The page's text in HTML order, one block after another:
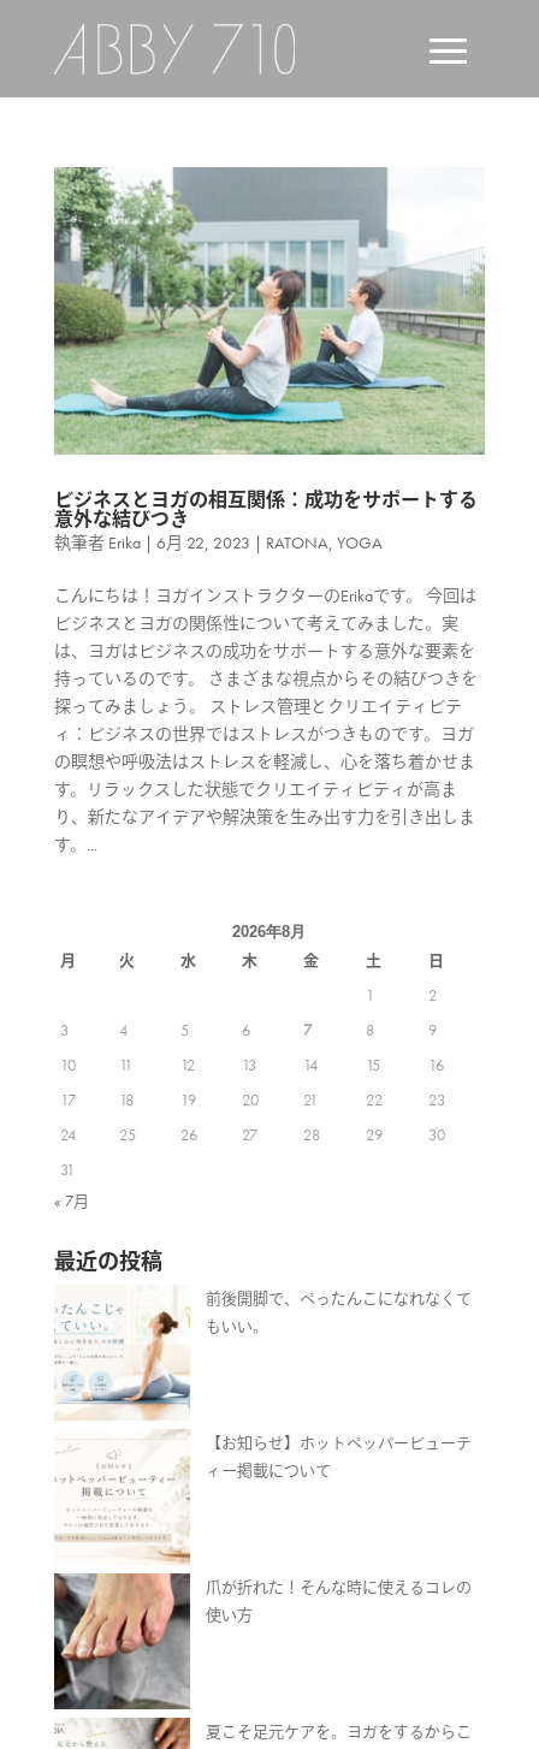
ビジネスとヨガの相互関係：成功をサポートする
意外な結びつき
執筆者 Erika| 6月 22, 2023 | RATONA, YOGA
こんにちは！ヨガインストラクターのErikaです。 今回は
ビジネスとヨガの関係性について考えてみました。実
は、ヨガはビジネスの成功をサポートする意外な要素を
持っているのです。 さまざまな視点からその結びつきを
探ってみましょう。 ストレス管理とクリエイティビテ
ィ：ビジネスの世界ではストレスがつきものです。ヨガ
の瞑想や呼吸法はストレスを軽減し、心を落ち着かせま
す。リラックスした状態でクリエイティビティが高ま
り、新たなアイデアや解決策を生み出す力を引き出しま
す。...
2026年8月
月 火 水 木 金 土
日
1
2
3
4 5 6 7 8
9
10
11 12 13 14 15
16
17
18 19 20 21 22
23
24
25 26 27 28 29
30
31
« 7月
最近の投稿
前後開脚で、ぺったんこになれなくて
もいい。
【お知らせ】ホットペッパービューテ
ィー掲載について
爪が折れた！そんな時に使えるコレの
使い方
夏こそ足元ケアを。ヨガをするからこ